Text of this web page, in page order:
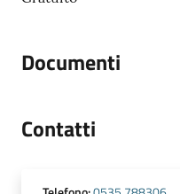
Documenti
Contatti